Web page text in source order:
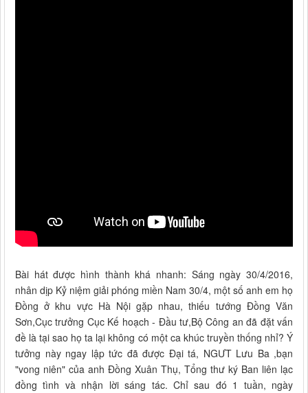
Bài hát được hình thành khá nhanh: Sáng ngày 30/4/2016,
nhân dịp Kỷ niệm giải phóng miền Nam 30/4, một số anh em họ
Đồng ở khu vực Hà Nội gặp nhau, thiếu tướng Đồng Văn
Sơn,Cục trưởng Cục Kế hoạch - Đầu tư,Bộ Công an đã đặt vấn
đề là tại sao họ ta lại không có một ca khúc truyền thống nhỉ? Ý
tưởng này ngay lập tức đã được Đại tá, NGƯT Lưu Ba ,bạn
"vong niên" của anh Đồng Xuân Thụ, Tổng thư ký Ban liên lạc
đồng tình và nhận lời sáng tác. Chỉ sau đó 1 tuần, ngày